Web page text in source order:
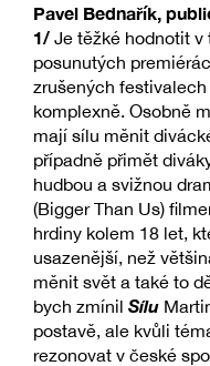
Pavel Bednařík,
1/ Je těžké hodnotit
posunutých
zrušených
komplexně. Osobně
mají sílu měnit
případně přimět
hudbou a svižnou
(Bigger Than Us)
hrdiny kolem 18 let,
usazenější, než
měnit svět a také to
bych zmínil Sílu
postavě, ale kvůli
rezonovat v české